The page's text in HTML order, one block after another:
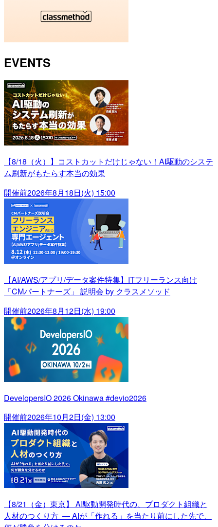
EVENTS
【8/18（火）】コストカットだけじゃない！AI駆動のシステ
ム刷新がもたらす本当の効果
開催前2026年8月18日(火) 15:00
【AI/AWS/アプリ/データ案件特集】ITフリーランス向け
「CMパートナーズ」 説明会 by クラスメソッド
開催前2026年8月12日(水) 19:00
DevelopersIO 2026 Okinawa #devio2026
開催前2026年10月2日(金) 13:00
【8/21（金）東京】 AI駆動開発時代の、プロダクト組織と
人材のつくり方 ― AIが「作れる」を当たり前にした先で、